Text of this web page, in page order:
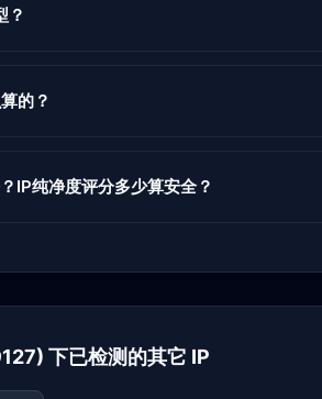
？
的？
IP纯净度评分多少算安全？
下已检测的其它 IP